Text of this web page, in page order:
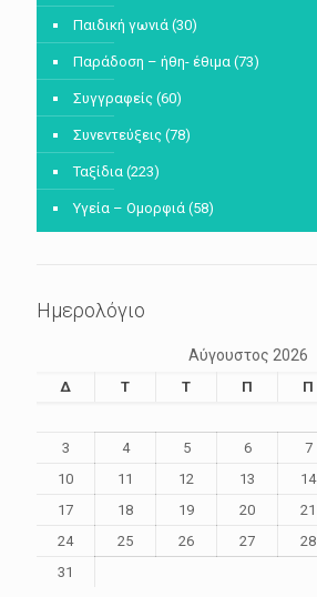
Παιδική γωνιά (30)
Παράδοση – ήθη- έθιμα (73)
Συγγραφείς (60)
Συνεντεύξεις (78)
Ταξίδια (223)
Υγεία – Ομορφιά (58)
Ημερολόγιο
Αύγουστος 2026
Δ Τ Τ Π Π
3
4 5 6 7
10
11 12 13 14
17
18 19 20 21
24
25 26 27 28
31